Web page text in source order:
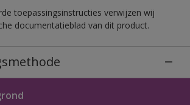
toepassingsinstructies verwijzen wij
documentatieblad van dit product.